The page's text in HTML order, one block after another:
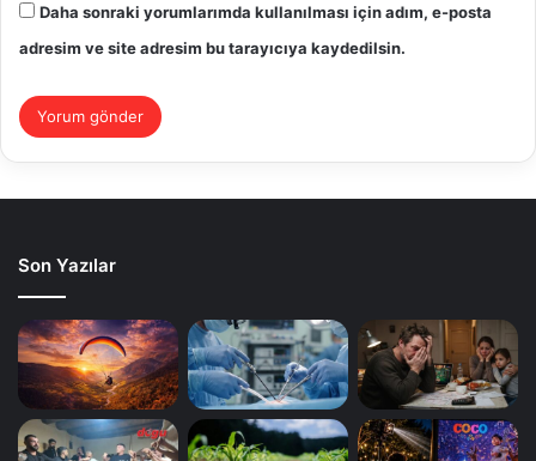
Daha sonraki yorumlarımda kullanılması için adım, e-posta
adresim ve site adresim bu tarayıcıya kaydedilsin.
Son Yazılar